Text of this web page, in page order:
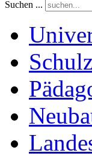
Suchen ...